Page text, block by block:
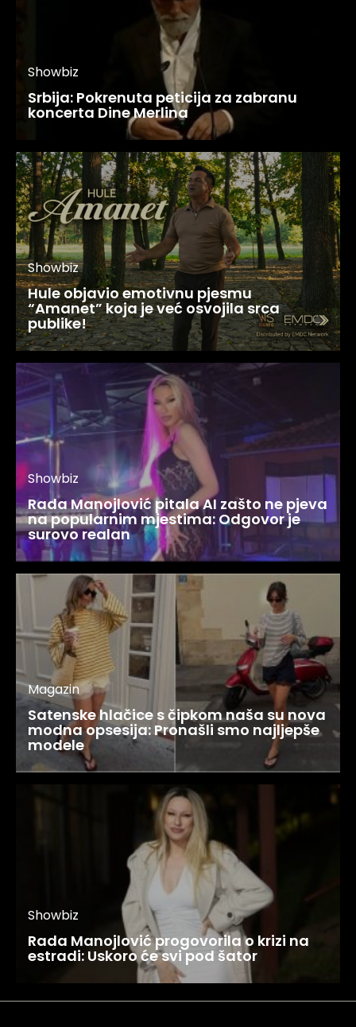
Showbiz
Srbija: Pokrenuta peticija za zabranu
koncerta Dine Merlina
Showbiz
Hule objavio emotivnu pjesmu
“Amanet” koja je već osvojila srca
publike!
Showbiz
Rada Manojlović pitala AI zašto ne pjeva
na popularnim mjestima: Odgovor je
surovo realan
Magazin
Satenske hlačice s čipkom naša su nova
modna opsesija: Pronašli smo najljepše
modele
Showbiz
Rada Manojlović progovorila o krizi na
estradi: Uskoro će svi pod šator